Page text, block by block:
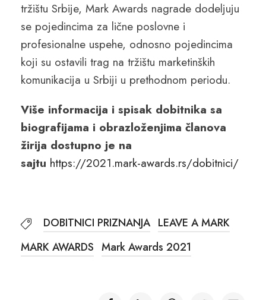
tržištu Srbije, Mark Awards nagrade dodeljuju
se pojedincima za lične poslovne i
profesionalne uspehe, odnosno pojedincima
koji su ostavili trag na tržištu marketinških
komunikacija u Srbiji u prethodnom periodu.
Više informacija i spisak dobitnika sa
biografijama i obrazloženjima članova
žirija dostupno je na
sajtu https://2021.mark-awards.rs/dobitnici/
DOBITNICI PRIZNANJA LEAVE A MARK
MARK AWARDS Mark Awards 2021